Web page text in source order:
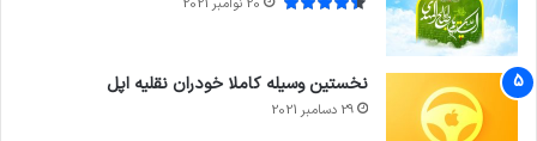
نخستین وسیله کاملا خودران نقلیه اپل
29 دسامبر 2021